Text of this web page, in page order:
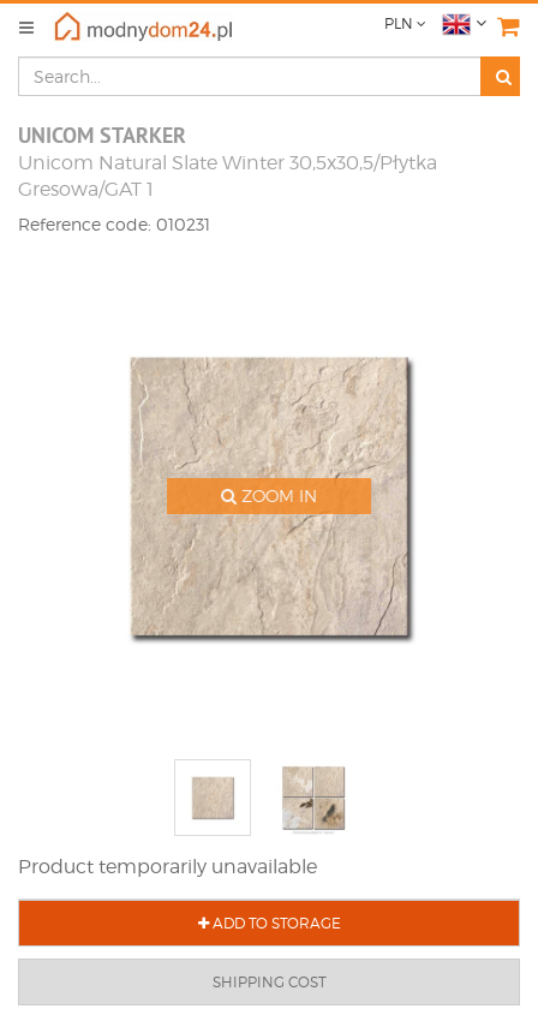
PLN
UNICOM STARKER
Unicom Natural Slate Winter 30,5x30,5/Płytka
Gresowa/GAT 1
Reference code: 010231
ZOOM IN
Product temporarily unavailable
ADD TO STORAGE
SHIPPING COST